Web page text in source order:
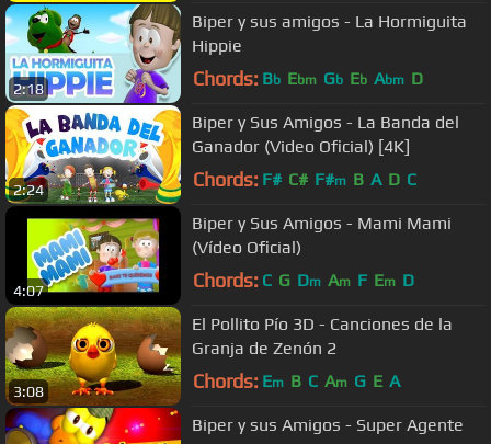
2:18
Biper y sus amigos - La Hormiguita
Hippie
Chords: Bb Ebm Gb Eb Abm D
2:24
Biper y Sus Amigos - La Banda del
Ganador (Video Oficial) [4K]
Chords: F# C# F#m B A D C
4:07
Biper y Sus Amigos - Mami Mami
(Vídeo Oficial)
Chords: C G Dm Am F Em D
3:08
El Pollito Pío 3D - Canciones de la
Granja de Zenón 2
Chords: Em B C Am G E A
Biper y sus Amigos - Super Agente